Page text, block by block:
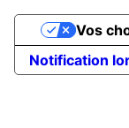
Notification
Vos